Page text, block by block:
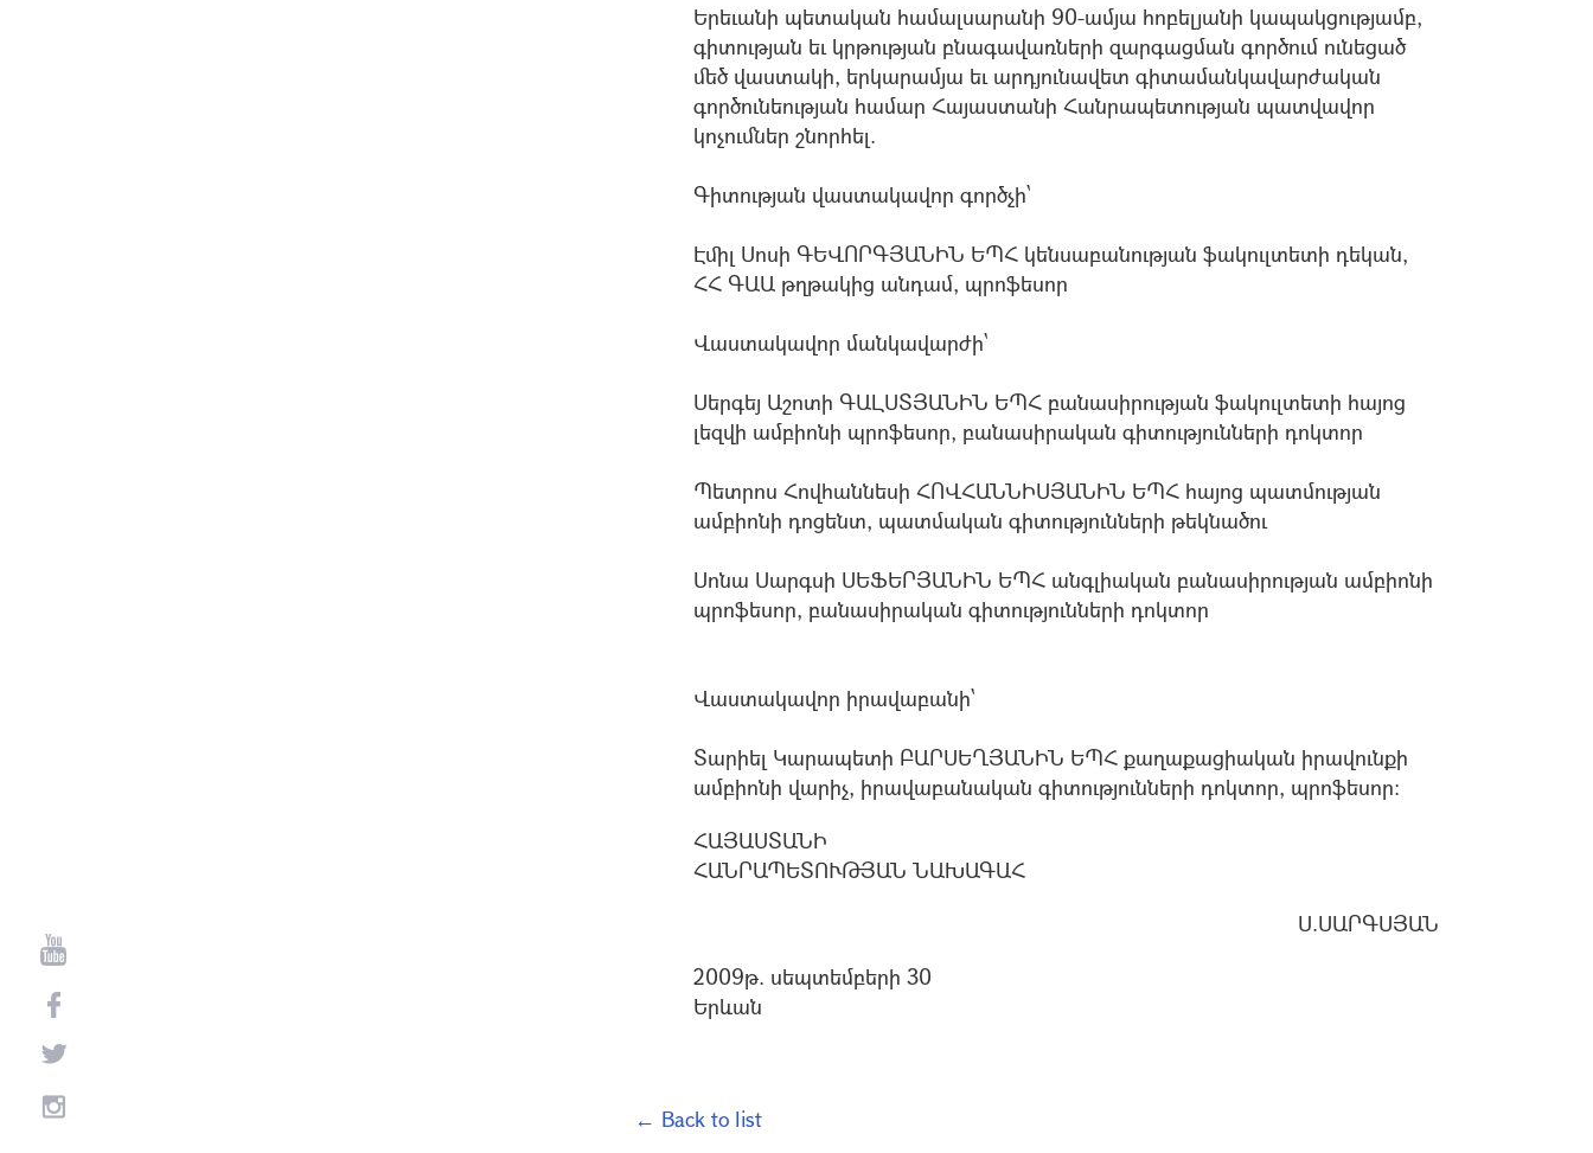
Երեւանի պետական համալսարանի 90-ամյա հոբելյանի կապակցությամբ,
գիտության եւ կրթության բնագավառների զարգացման գործում ունեցած
մեծ վաստակի, երկարամյա եւ արդյունավետ գիտամանկավարժական
գործունեության համար Հայաստանի Հանրապետության պատվավոր
կոչումներ շնորհել.
Գիտության վաստակավոր գործչի`
Էմիլ Սոսի ԳԵՎՈՐԳՅԱՆԻՆ ԵՊՀ կենսաբանության ֆակուլտետի դեկան,
ՀՀ ԳԱԱ թղթակից անդամ, պրոֆեսոր
Վաստակավոր մանկավարժի`
Սերգեյ Աշոտի ԳԱԼՍՏՅԱՆԻՆ ԵՊՀ բանասիրության ֆակուլտետի հայոց
լեզվի ամբիոնի պրոֆեսոր, բանասիրական գիտությունների դոկտոր
Պետրոս Հովհաննեսի ՀՈՎՀԱՆՆԻՍՅԱՆԻՆ ԵՊՀ հայոց պատմության
ամբիոնի դոցենտ, պատմական գիտությունների թեկնածու
Սոնա Սարգսի ՍԵՖԵՐՅԱՆԻՆ ԵՊՀ անգլիական բանասիրության ամբիոնի
պրոֆեսոր, բանասիրական գիտությունների դոկտոր
Վաստակավոր իրավաբանի`
Տարիել Կարապետի ԲԱՐՍԵՂՅԱՆԻՆ ԵՊՀ քաղաքացիական իրավունքի
ամբիոնի վարիչ, իրավաբանական գիտությունների դոկտոր, պրոֆեսոր:
ՀԱՅԱՍՏԱՆԻ
ՀԱՆՐԱՊԵՏՈՒԹՅԱՆ ՆԱԽԱԳԱՀ
Ս.ՍԱՐԳՍՅԱՆ
2009թ. սեպտեմբերի 30
Երևան
← Back to list